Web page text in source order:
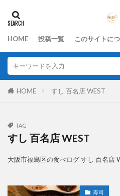
HOME 投稿一覧 このサイトに
HOME すし 百名店 WEST
TAG
すし 百名店 WEST
大阪市福島区の食べログ すし 百名店
寿司